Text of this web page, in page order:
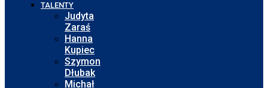
TALENTY
Judyta
Zaraś
Hanna
Kupiec
Szymon
Dłubak
Michał